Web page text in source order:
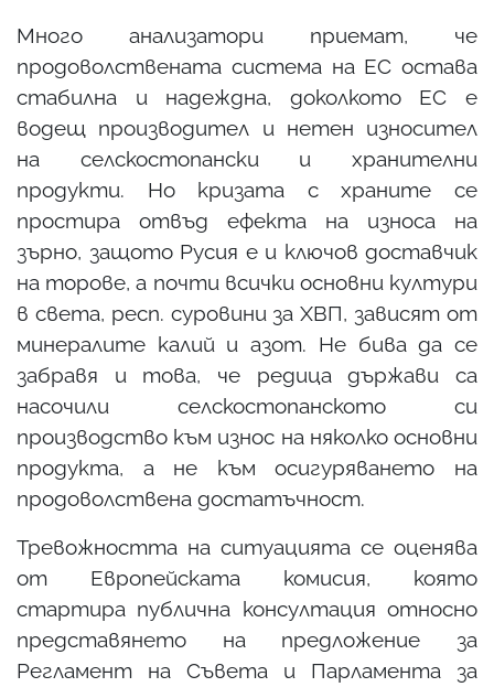
Много анализатори приемат, че
продоволствената система на ЕС остава
стабилна и надеждна, доколкото ЕС е
водещ производител и нетен износител
на селско­стопански и хранителни
продукти. Но кризата с храните се
простира отвъд ефекта на износа на
зърно, защото Русия е и ключов доставчик
на торове, а почти всички основни култури
в света, респ. суровини за ХВП, зависят от
минералите калий и азот. Не бива да се
забравя и това, че редица държави са
насочили селскостопанското си
производство към износ на няколко основни
продукта, а не към осигуряването на
продоволствена достатъчност.
Тревожността на ситуацията се оценява
от Европейската комисия, която
стартира публична консултация относно
представянето на предложение за
Регламент на Съвета и Парламента за